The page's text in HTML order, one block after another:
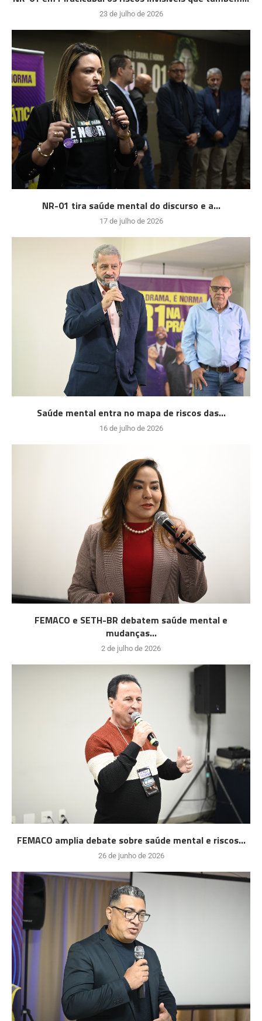
23 de julho de 2026
NR-01 tira saúde mental do discurso e a...
17 de julho de 2026
Saúde mental entra no mapa de riscos das...
16 de julho de 2026
FEMACO e SETH-BR debatem saúde mental e
mudanças...
2 de julho de 2026
FEMACO amplia debate sobre saúde mental e riscos...
26 de junho de 2026